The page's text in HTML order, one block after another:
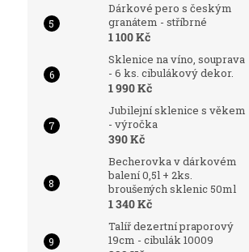
Dárkové pero s českým
granátem - stříbrné
1 100 Kč
Sklenice na víno, souprava
- 6 ks. cibulákový dekor.
1 990 Kč
Jubilejní sklenice s věkem
- výročka
390 Kč
Becherovka v dárkovém
balení 0,5l + 2ks.
broušených sklenic 50ml
1 340 Kč
Talíř dezertní praporový
19cm - cibulák 10009